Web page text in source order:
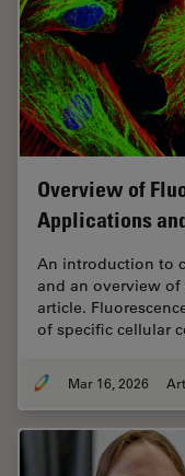
Overview of
Applications
An introduction to
and an overview
article.
of specific cellular
Mar 16, 2026